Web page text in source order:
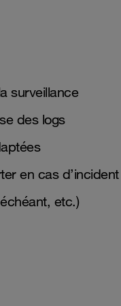
surveillance
des logs
en cas d’incident
etc.)